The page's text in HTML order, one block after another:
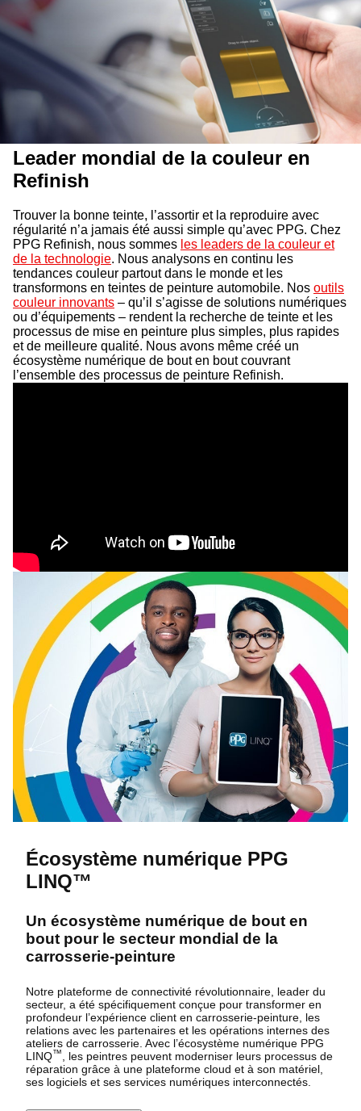
Leader mondial de la couleur en
Refinish
Trouver la bonne teinte, l’assortir et la reproduire avec
régularité n’a jamais été aussi simple qu’avec PPG. Chez
PPG Refinish, nous sommes les leaders de la couleur et
de la technologie. Nous analysons en continu les
tendances couleur partout dans le monde et les
transformons en teintes de peinture automobile. Nos outils
couleur innovants – qu’il s’agisse de solutions numériques
ou d’équipements – rendent la recherche de teinte et les
processus de mise en peinture plus simples, plus rapides
et de meilleure qualité. Nous avons même créé un
écosystème numérique de bout en bout couvrant
l’ensemble des processus de peinture Refinish.
Écosystème numérique PPG
LINQ™
Un écosystème numérique de bout en
bout pour le secteur mondial de la
carrosserie-peinture
Notre plateforme de connectivité révolutionnaire, leader du
secteur, a été spécifiquement conçue pour transformer en
profondeur l’expérience client en carrosserie-peinture, les
relations avec les partenaires et les opérations internes des
ateliers de carrosserie. Avec l’écosystème numérique PPG
LINQ™, les peintres peuvent moderniser leurs processus de
réparation grâce à une plateforme cloud et à son matériel,
ses logiciels et ses services numériques interconnectés.